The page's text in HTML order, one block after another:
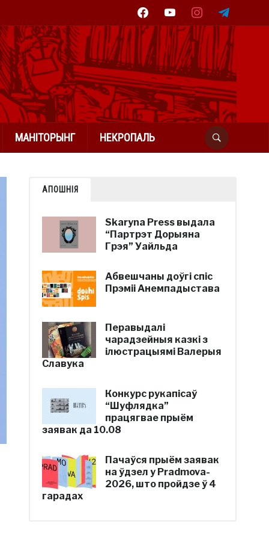
facebookyoutube instagramtelegram
МАНІТОРЫНГ НЕКРОПАЛЬ
АПОШНІЯ
Skaryna Press выдала
“Партрэт Дорыяна
Грэя” Уайльда
Абвешчаны доўгі спіс
Прэміі Анемпадыстава
Перавыдалі
чарадзейныя казкі з
ілюстрацыямі Валерыя
Славука
Конкурс рукапісаў
“Шуфлядка”
працягвае прыём
заявак да 10.08
Пачаўся прыём заявак
на ўдзел у Pradmova-
2026, што пройдзе ў 4
гарадах